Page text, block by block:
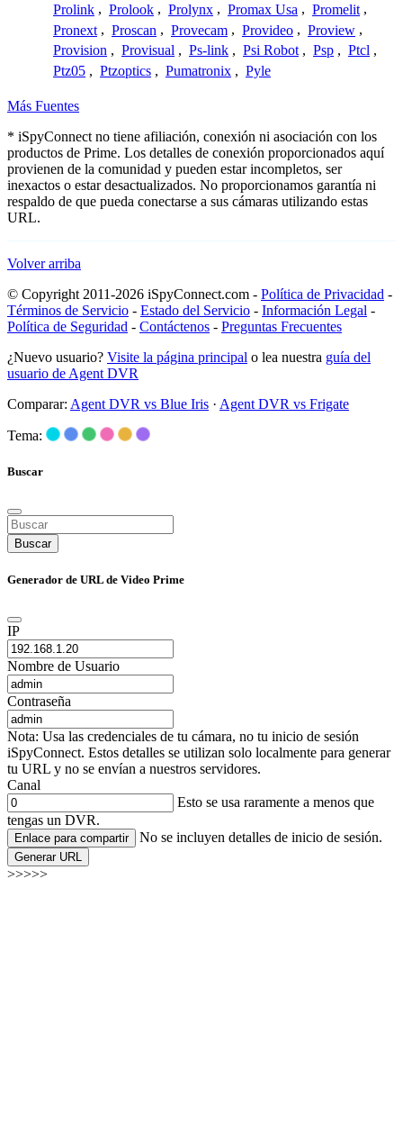
Prolink , Prolook , Prolynx , Promax Usa , Promelit ,
Pronext , Proscan , Provecam , Provideo , Proview ,
Provision , Provisual , Ps-link , Psi Robot , Psp , Ptcl ,
Ptz05 , Ptzoptics , Pumatronix , Pyle
Más Fuentes
* iSpyConnect no tiene afiliación, conexión ni asociación con los
productos de Prime. Los detalles de conexión proporcionados aquí
provienen de la comunidad y pueden estar incompletos, ser
inexactos o estar desactualizados. No proporcionamos garantía ni
respaldo de que pueda conectarse a sus cámaras utilizando estas
URL.
Volver arriba
© Copyright 2011-2026 iSpyConnect.com - Política de Privacidad -
Términos de Servicio - Estado del Servicio - Información Legal -
Política de Seguridad - Contáctenos - Preguntas Frecuentes
¿Nuevo usuario? Visite la página principal o lea nuestra guía del
usuario de Agent DVR
Comparar: Agent DVR vs Blue Iris · Agent DVR vs Frigate
Tema:
Buscar
Buscar
Generador de URL de Video Prime
IP
Nombre de Usuario
Contraseña
Nota: Usa las credenciales de tu cámara, no tu inicio de sesión
iSpyConnect. Estos detalles se utilizan solo localmente para generar
tu URL y no se envían a nuestros servidores.
Canal
Esto se usa raramente a menos que
tengas un DVR.
Enlace para compartir No se incluyen detalles de inicio de sesión.
Generar URL
>>>>>